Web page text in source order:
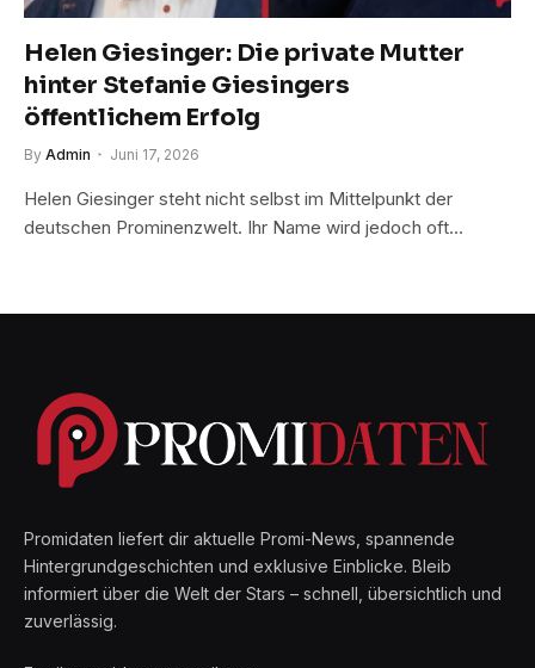
Helen Giesinger: Die private Mutter
hinter Stefanie Giesingers
öffentlichem Erfolg
By Admin Juni 17, 2026
Helen Giesinger steht nicht selbst im Mittelpunkt der
deutschen Prominenzwelt. Ihr Name wird jedoch oft…
Promidaten liefert dir aktuelle Promi-News, spannende
Hintergrundgeschichten und exklusive Einblicke. Bleib
informiert über die Welt der Stars – schnell, übersichtlich und
zuverlässig.